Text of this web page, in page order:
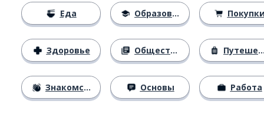
Еда
Здоровье
Знакомство
Образование
Общество
Основы
Путешествия
Работа